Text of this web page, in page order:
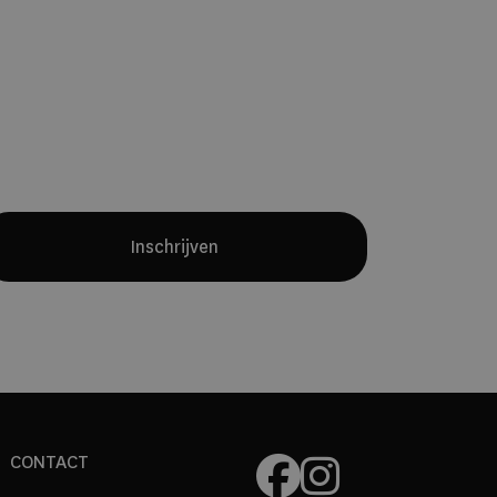
Inschrijven
CONTACT